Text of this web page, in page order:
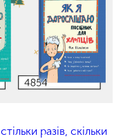
разів, скільки